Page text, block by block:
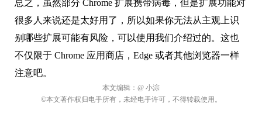
总之，虽然部分 Chrome 扩展携带病毒，但是扩展功能对
很多人来说还是太好用了，所以如果你无法从主观上识
别哪些扩展可能有风险，可以使用我们介绍过的。这也
不仅限于 Chrome 应用商店，Edge 或者其他浏览器一样
注意吧。
本文编辑： @ 小淙
©本文著作权归电手所有，未经电手许可，不得转载使用。